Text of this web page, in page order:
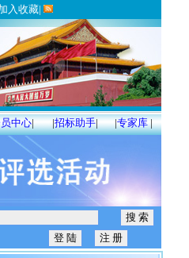
入收藏|
中心| |招标助手| |专家库|